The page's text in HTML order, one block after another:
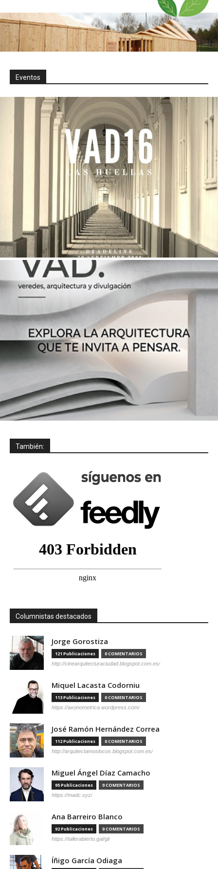
Eventos
También:
Columnistas destacados
Jorge Gorostiza
121 Publicaciones 0 COMENTARIOS
http://cinearquitecturaciudad.blogspot.com.es/
Miquel Lacasta Codorniu
113 Publicaciones 0 COMENTARIOS
https://axonometrica.wordpress.com/
José Ramón Hernández Correa
112 Publicaciones 0 COMENTARIOS
http://arquitectamoslocos.blogspot.com.es/
Miguel Ángel Díaz Camacho
95 Publicaciones 0 COMENTARIOS
https://madc.xyz/
Ana Barreiro Blanco
92 Publicaciones 0 COMENTARIOS
https://tallerabierto.gal/gl/
Íñigo García Odiaga